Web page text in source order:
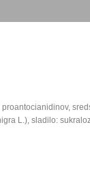
L.), sladilo: